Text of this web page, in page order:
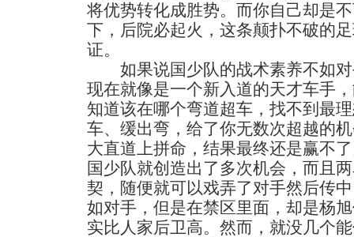
将优势转化成胜势。而你自己却是
下，后院必起火，这条颠扑不破的
证。
如果说国少队的战术素养不如对
现在就像是一个新入道的天才车手
知道该在哪个弯道超车，找不到最
车、缓出弯，给了你无数次超越的
大直道上拼命，结果最终还是赢不
国少队就创造出了多次机会，而且
契，随便就可以戏弄了对手然后传
如对手，但是在禁区里面，却是杨
实比人家后卫高。然而，就没几个